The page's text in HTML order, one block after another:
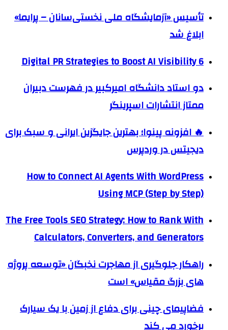
تأسیس «آزمایشگاه ملی نخستی‌سانان – پرایما»
ابلاغ شد
6 Digital PR Strategies to Boost AI Visibility
دو استاد دانشگاه امیرکبیر در فهرست دبیران
ممتاز انتشارات اسپرینگر
🔥 افزونه پینوا؛ بهترین جایگزین ایرانی و سبک برای
دیجیتس در وردپرس
How to Connect AI Agents With WordPress
Using MCP (Step by Step)
The Free Tools SEO Strategy: How to Rank With
Calculators, Converters, and Generators
راهکار جلوگیری از مهاجرت نخبگان «توسعه پروژه
های بزرگ مقیاس» است
فضاپیمای چینی برای دفاع از زمین با یک سیارک
برخورد می کند